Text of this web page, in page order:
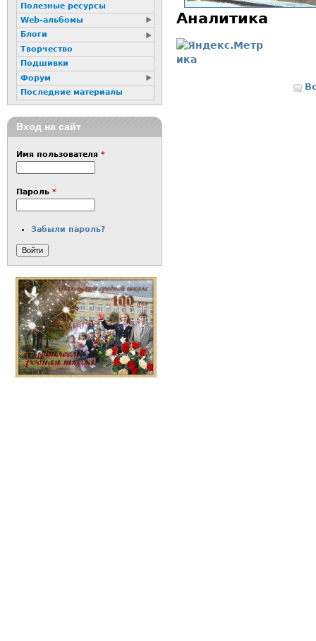
Аналитика
Полезные ресурсы
Web-альбомы
Блоги
Творчество
Подшивки
Форум
Последние материалы
Вход на сайт
Имя пользователя *
Пароль *
Забыли пароль?